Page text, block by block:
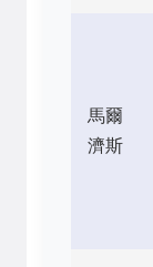
馬爾
濟斯